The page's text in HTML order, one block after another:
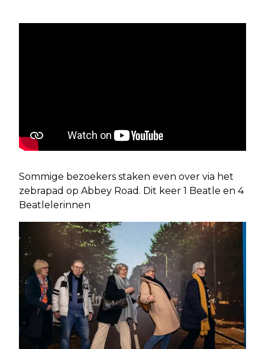
Sommige bezoekers staken even over via het
zebrapad op Abbey Road. Dit keer 1 Beatle en 4
Beatlelerinnen